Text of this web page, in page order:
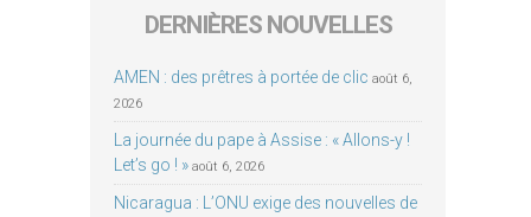
DERNIÈRES NOUVELLES
AMEN : des prêtres à portée de clic août 6,
2026
La journée du pape à Assise : « Allons-y !
Let’s go ! » août 6, 2026
Nicaragua : L’ONU exige des nouvelles de